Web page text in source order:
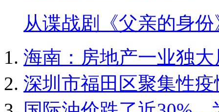
从谍战剧《父亲的身
海南：房地产一业独
深圳市福田区聚集性